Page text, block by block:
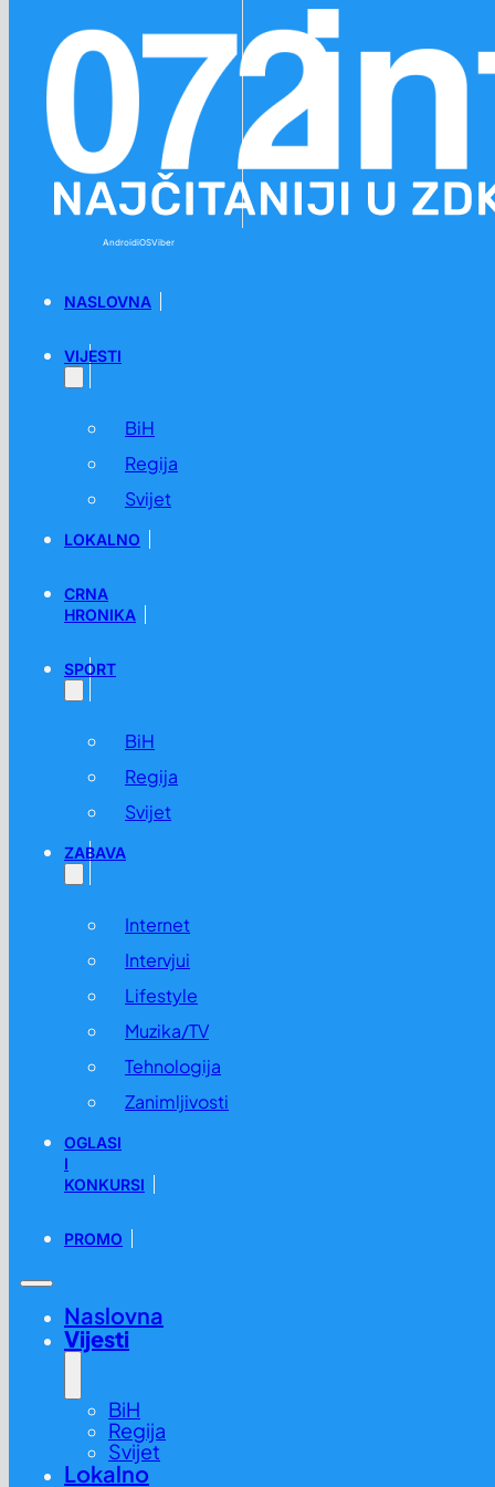
AndroidiOSViber
NASLOVNA
VIJESTI
BiH
Regija
Svijet
LOKALNO
CRNA
HRONIKA
SPORT
BiH
Regija
Svijet
ZABAVA
Internet
Intervjui
Lifestyle
Muzika/TV
Tehnologija
Zanimljivosti
OGLASI
I
KONKURSI
PROMO
Naslovna
Vijesti
BiH
Regija
Svijet
Lokalno